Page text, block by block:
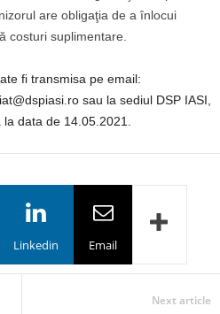
are obligaţia de a înlocui
costuri suplimentare.
fi transmisa pe email:
sau la sediul DSP IASI,
data de 14.05.2021.
Linkedin Email
Next article